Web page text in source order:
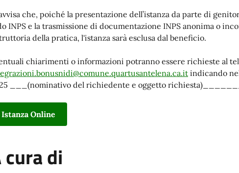
che, poiché la presentazione dell’istanza da parte di
INPS e la trasmissione di documentazione INPS anonima o
della pratica, l'istanza sarà esclusa dal beneficio.
chiarimenti o informazioni potranno essere richieste al
indicando
___(nominativo del richiedente e oggetto
Istanza Online
cura di